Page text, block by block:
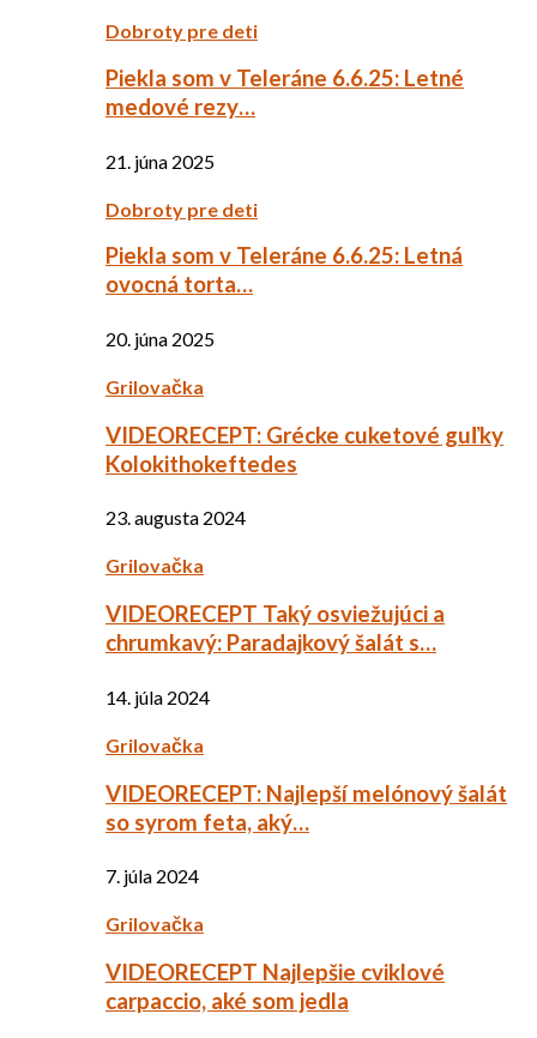
Dobroty pre deti
Piekla som v Teleráne 6.6.25: Letné
medové rezy…
21. júna 2025
Dobroty pre deti
Piekla som v Teleráne 6.6.25: Letná
ovocná torta…
20. júna 2025
Grilovačka
VIDEORECEPT: Grécke cuketové guľky
Kolokithokeftedes
23. augusta 2024
Grilovačka
VIDEORECEPT Taký osviežujúci a
chrumkavý: Paradajkový šalát s…
14. júla 2024
Grilovačka
VIDEORECEPT: Najlepší melónový šalát
so syrom feta, aký…
7. júla 2024
Grilovačka
VIDEORECEPT Najlepšie cviklové
carpaccio, aké som jedla